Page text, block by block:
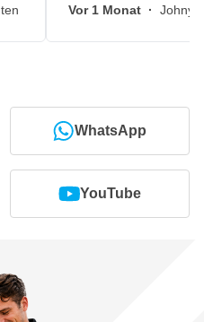
Vor 1 Monat · Johny,
WhatsApp
YouTube